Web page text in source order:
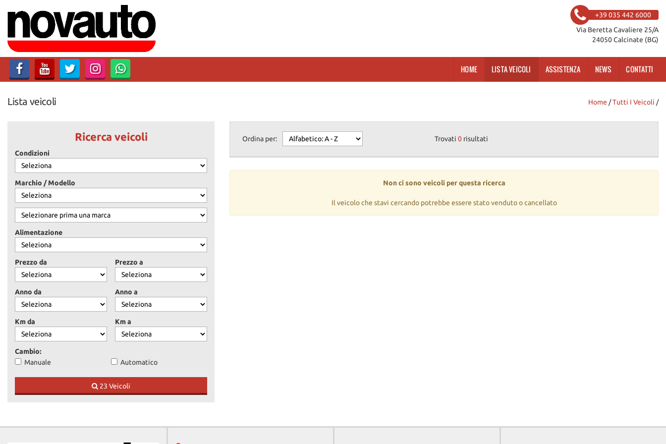
+39 035 442 6000
Via Beretta Cavaliere 25/A
24050 Calcinate (BG)
HOME LISTA VEICOLI ASSISTENZA NEWS CONTATTI
Lista veicoli Home /Tutti I Veicoli /
Ricerca veicoli
Condizioni
Marchio / Modello
Alimentazione
Prezzo da Prezzo a
Anno da Anno a
Km da Km a
Cambio:
Manuale
Automatico
23 Veicoli
Ordina per: Trovati0 risultati
Non ci sono veicoli per questa ricerca
Il veicolo che stavi cercando potrebbe essere stato venduto o cancellato